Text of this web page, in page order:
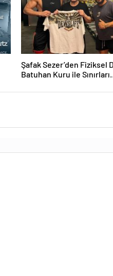
Şafak Sezer’den Fiziksel
Batuhan Kuru ile Sınırları